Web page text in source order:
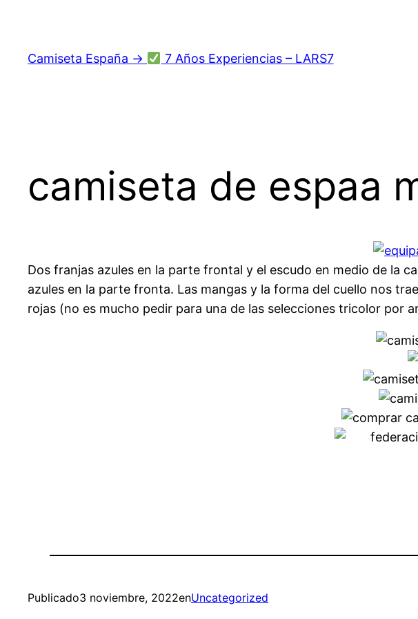
contenido
Camiseta España → 7 Años Experiencias – LARS7
camiseta de espaa
Dos franjas azules en la parte frontal y el escudo en medio de la
azules en la parte fronta. Las mangas y la forma del cuello nos
rojas (no es mucho pedir para una de las selecciones tricolor por
Publicado3 noviembre, 2022enUncategorized